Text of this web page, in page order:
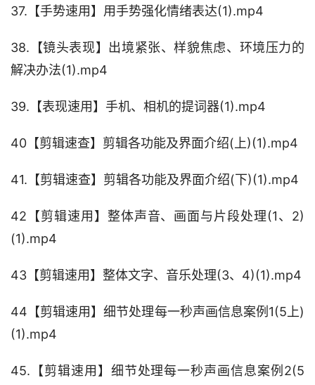
37.【手势速用】用手势强化情绪表达(1).mp4
38.【镜头表现】出境紧张、样貌焦虑、环境压力的
解决办法(1).mp4
39.【表现速用】手机、相机的提词器(1).mp4
40【剪辑速查】剪辑各功能及界面介绍(上)(1).mp4
41.【剪辑速查】剪辑各功能及界面介绍(下)(1).mp4
42【剪辑速用】整体声音、画面与片段处理(1、2)
(1).mp4
43【剪辑速用】整体文字、音乐处理(3、4)(1).mp4
44【剪辑速用】细节处理每一秒声画信息案例1(5上)
(1).mp4
45.【剪辑速用】细节处理每一秒声画信息案例2(5